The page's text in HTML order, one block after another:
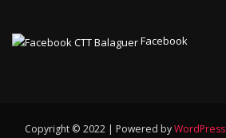
Facebook
Copyright © 2022 | Powered byWordPress